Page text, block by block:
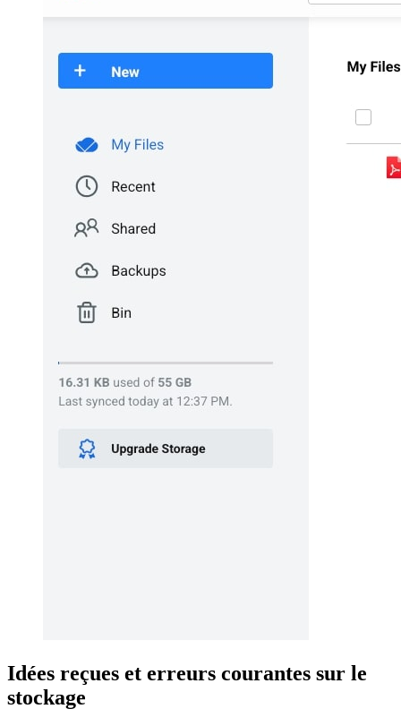
Idées reçues et erreurs courantes sur le
stockage